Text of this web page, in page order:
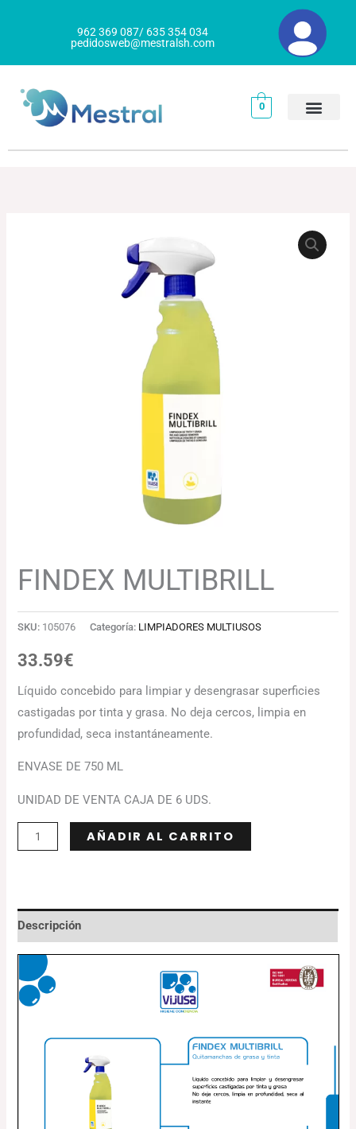
962 369 087/ 635 354 034
pedidosweb@mestralsh.com
0
FINDEX MULTIBRILL
SKU: 105076 Categoría: LIMPIADORES MULTIUSOS
33.59€
Líquido concebido para limpiar y desengrasar superficies
castigadas por tinta y grasa. No deja cercos, limpia en
profundidad, seca instantáneamente.
ENVASE DE 750 ML
UNIDAD DE VENTA CAJA DE 6 UDS.
AÑADIR AL CARRITO
Descripción